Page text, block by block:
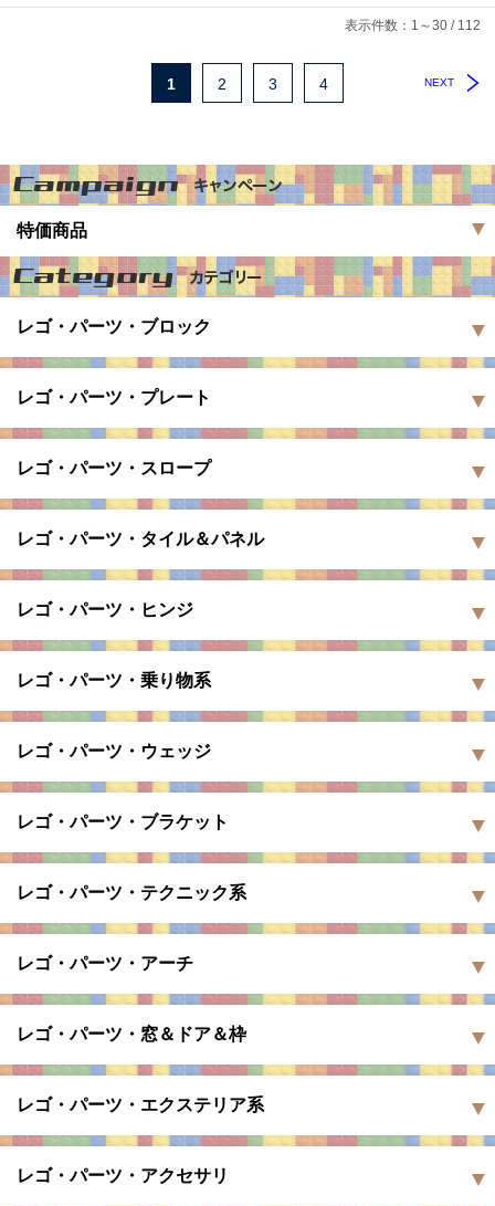
表示件数：1～30 / 112
NEXT
1 2 3 4
特価商品
レゴ・パーツ・ブロック
レゴ・パーツ・プレート
レゴ・パーツ・スロープ
レゴ・パーツ・タイル＆パネル
レゴ・パーツ・ヒンジ
レゴ・パーツ・乗り物系
レゴ・パーツ・ウェッジ
レゴ・パーツ・ブラケット
レゴ・パーツ・テクニック系
レゴ・パーツ・アーチ
レゴ・パーツ・窓＆ドア＆枠
レゴ・パーツ・エクステリア系
レゴ・パーツ・アクセサリ